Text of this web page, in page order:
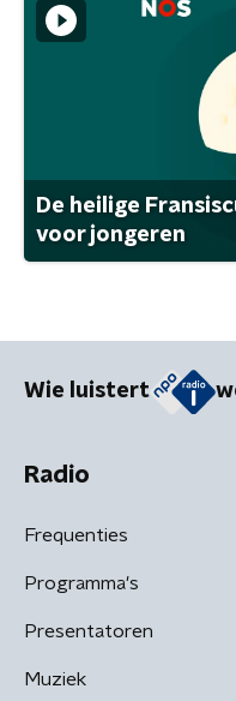
De heilige
voor jongeren
Wie luistert
Radio
Frequenties
Programma's
Presentatoren
Muziek